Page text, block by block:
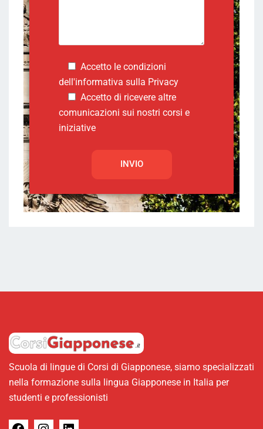
Accetto le condizioni
dell'informativa sulla Privacy
Accetto di ricevere altre
comunicazioni sui nostri corsi e
iniziative
Scuola di lingue di Corsi di Giapponese, siamo specializzati
nella formazione sulla lingua Giapponese in Italia per
studenti e professionisti